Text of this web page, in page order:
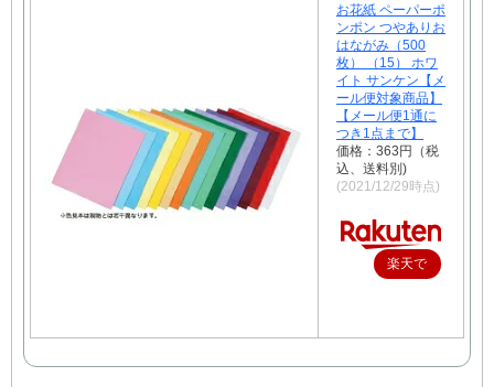
お花紙 ペーパーポ
ンポン つやありお
はながみ（500
枚） （15） ホワ
イト サンケン【メ
ール便対象商品】
【メール便1通に
つき1点まで】
価格：363円（税
込、送料別)
(2021/12/29時点)
楽天で